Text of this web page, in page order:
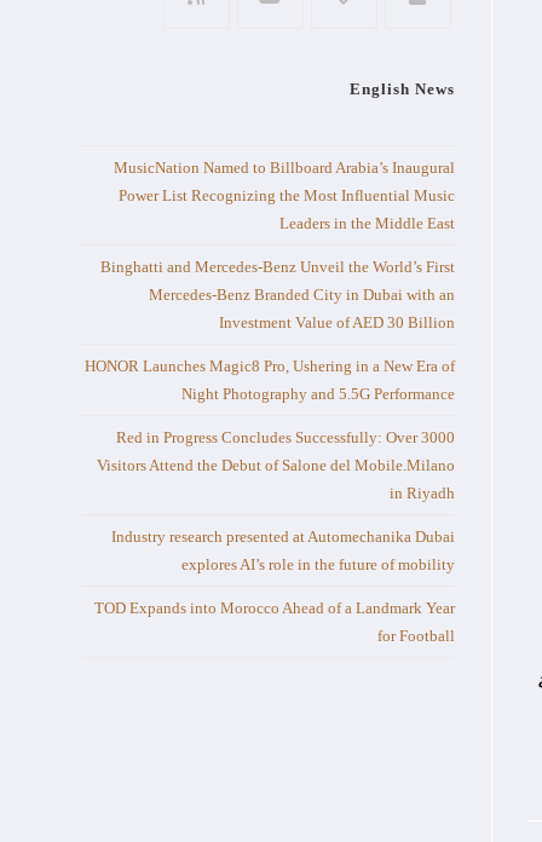
English News
MusicNation Named to Billboard Arabia’s Inaugural
Power List Recognizing the Most Influential Music
Leaders in the Middle East
Binghatti and Mercedes-Benz Unveil the World’s First
Mercedes-Benz Branded City in Dubai with an
Investment Value of AED 30 Billion
HONOR Launches Magic8 Pro, Ushering in a New Era of
Night Photography and 5.5G Performance
Red in Progress Concludes Successfully: Over 3000
Visitors Attend the Debut of Salone del Mobile.Milano
in Riyadh
Industry research presented at Automechanika Dubai
explores AI’s role in the future of mobility
TOD Expands into Morocco Ahead of a Landmark Year
for Football